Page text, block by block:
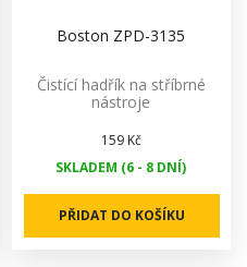
Boston ZPD-3135
Čistící hadřík na stříbrné
nástroje
159 Kč
SKLADEM (6 - 8 DNÍ)
PŘIDAT DO KOŠÍKU